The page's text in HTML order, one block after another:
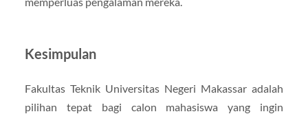
Kesimpulan
Fakultas Teknik Universitas Negeri Makassar adalah
pilihan tepat bagi calon mahasiswa yang ingin